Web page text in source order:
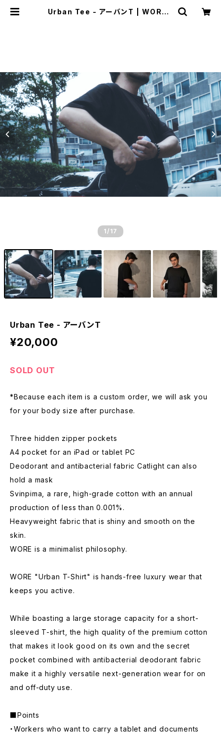
Urban Tee - アーバンT | WORE -
1 /17
Urban Tee - アーバンT
¥20,000
SOLD OUT
*Because each item is a custom order, we will ask you
for your body size after purchase.
Three hidden zipper pockets
A4 pocket for an iPad or tablet PC
Deodorant and antibacterial fabric Catlight can also
hold a mask
Svinpima, a rare, high-grade cotton with an annual
production of less than 0.001%.
Heavyweight fabric that is shiny and smooth on the
skin.
WORE is a minimalist philosophy.
WORE "Urban T-Shirt" is hands-free luxury wear that
keeps you active.
While boasting a large storage capacity for a short-
sleeved T-shirt, the high quality of the premium cotton
that makes it look good on its own and the secret
pocket combined with antibacterial deodorant fabric
make it a highly versatile next-generation wear for on
and off-duty use.
■Points
・Workers who want to carry a tablet and documents